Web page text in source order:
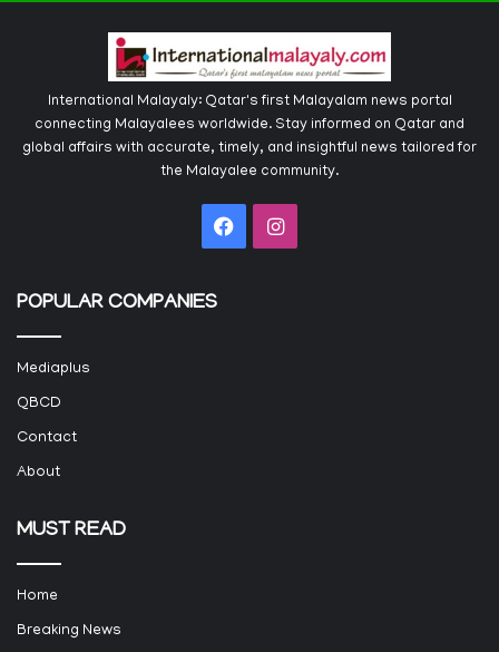
International Malayaly: Qatar's first Malayalam news portal
connecting Malayalees worldwide. Stay informed on Qatar and
global affairs with accurate, timely, and insightful news tailored for
the Malayalee community.
FacebookInstagram
POPULAR COMPANIES
Mediaplus
QBCD
Contact
About
MUST READ
Home
Breaking News